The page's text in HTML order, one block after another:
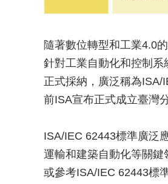
隨著數位轉型和工業4.0
針對工業自動化和控制系
正式採納，廣泛稱為ISA/
前ISA宣布正式成立臺灣
ISA/IEC 62443標準廣泛
運輸和建築自動化等關
或參考ISA/IEC 62443標